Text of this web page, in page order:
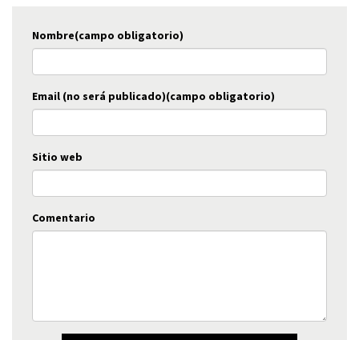
Nombre(campo obligatorio)
Email (no será publicado)(campo obligatorio)
Sitio web
Comentario